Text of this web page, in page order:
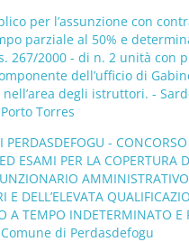
per l’assunzione con
parziale al 50% e
267/2000 - di n. 2 unità con
dell’ufficio di
degli istruttori. -
Torres
PERDASDEFOGU -
ESAMI PER LA COPERTURA
E DELL’ELEVATA
A TEMPO INDETERMINATO E
di Perdasdefogu